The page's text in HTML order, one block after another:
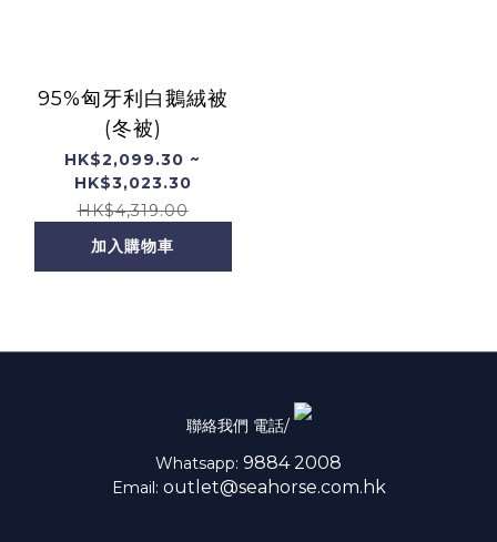
95%匈牙利白鵝絨被
(冬被)
HK$2,099.30 ~
HK$3,023.30
HK$4,319.00
加入購物車
聯絡我們 電話/
Whatsapp: 9884 2008
Email: outlet@seahorse.com.hk